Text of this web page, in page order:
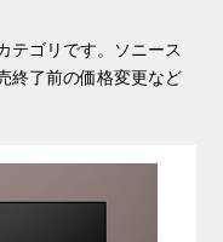
テゴリです。ソニース
終了前の価格変更など